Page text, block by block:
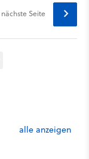
nächste Seite
alle anzeigen